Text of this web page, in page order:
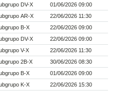
DV-X
01/06/2026 09:00
AR-X
22/06/2026 11:30
B-X
22/06/2026 09:00
DV-X
22/06/2026 09:00
V-X
22/06/2026 11:30
2B-X
30/06/2026 08:30
B-X
01/06/2026 09:00
K-X
22/06/2026 15:30